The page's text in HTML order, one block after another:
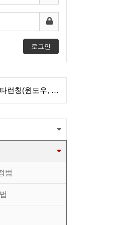
로그인
버 신설
런칭(윈도우, 안
예정공지
번/sk2번
문참고)
니다.(적용법본
번/sk2번
업그레드 되었습
버 신설
법